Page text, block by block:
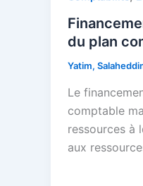
du plan
Yatim,
Le
comptable
ressources à
aux